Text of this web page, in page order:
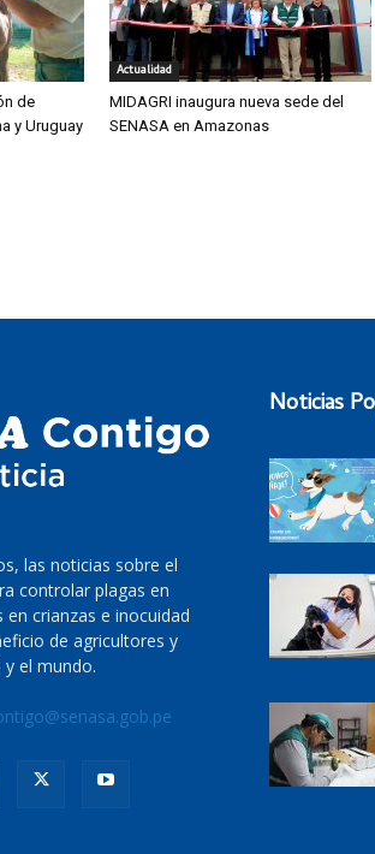
de
y Uruguay
Actualidad
MIDAGRI inaugura nueva sede del
SENASA en Amazonas
las noticias sobre el
controlar plagas en
crianzas e inocuidad
de agricultores y
el mundo.
Noticias